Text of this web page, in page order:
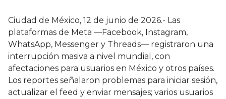
Ciudad de México, 12 de junio de 2026.- Las
plataformas de Meta —Facebook, Instagram,
WhatsApp, Messenger y Threads— registraron una
interrupción masiva a nivel mundial, con
afectaciones para usuarios en México y otros países.
Los reportes señalaron problemas para iniciar sesión,
actualizar el feed y enviar mensajes; varios usuarios